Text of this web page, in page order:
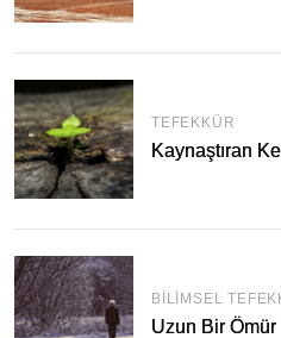
TEFEKKÜR
Kaynaştıran
BILIMSEL
Uzun Bir Ömür